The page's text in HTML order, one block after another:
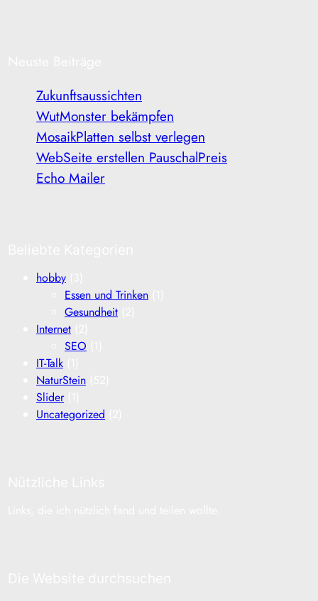
Zukunftsaussichten
WutMonster bekämpfen
MosaikPlatten selbst verlegen
WebSeite erstellen PauschalPreis
Echo Mailer
hobby
Essen und Trinken
Gesundheit
Internet
SEO
IT-Talk
NaturStein
Slider(1)
Uncategorized